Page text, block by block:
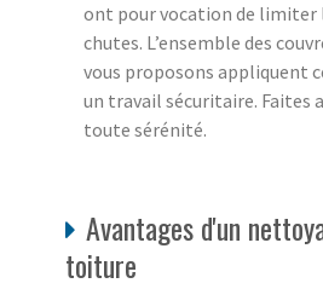
ont pour vocation de limiter
chutes. L’ensemble des
vous proposons appliquent
un travail sécuritaire. Faites
toute sérénité.
Avantages d'un
toiture